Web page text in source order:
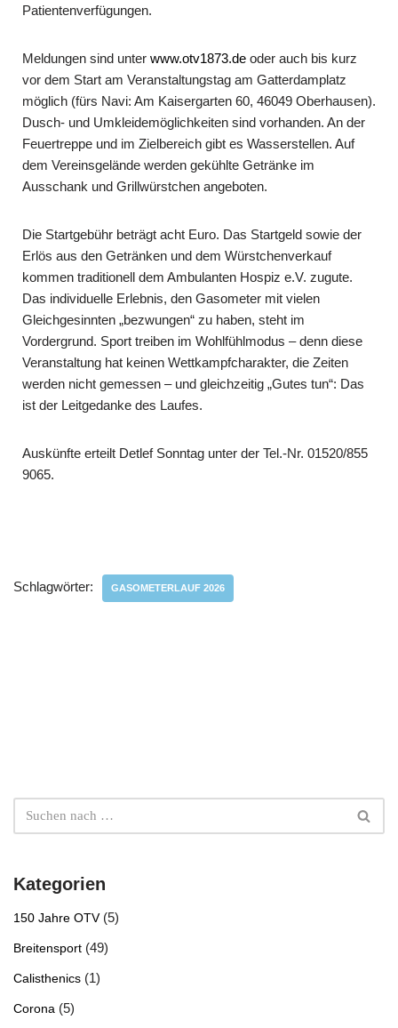
Patientenver­fügungen.
Meldungen sind unter www.otv1873.de oder auch bis kurz
vor dem Start am Veran­staltungstag am Gatterdamplatz
möglich (fürs Navi: Am Kaisergarten 60, 46049 Oberhausen).
Dusch- und Umkleidemöglichkeiten sind vorhanden. An der
Feuer­treppe und im Zielbereich gibt es Wasserstellen. Auf
dem Vereinsgelände werden gekühlte Getränke im
Ausschank und Grillwürstchen angeboten.
Die Startgebühr beträgt acht Euro. Das Startgeld sowie der
Erlös aus den Getränken und dem Würstchenverkauf
kommen traditionell dem Ambulanten Hospiz e.V. zu­gute.
Das individuelle Erlebnis, den Gasometer mit vielen
Gleichgesinnten „be­zwun­gen“ zu haben, steht im
Vordergrund. Sport treiben im Wohlfühlmodus – denn diese
Veranstaltung hat keinen Wettkampfcharakter, die Zeiten
werden nicht ge­messen – und gleichzeitig „Gutes tun“: Das
ist der Leitgedanke des Laufes.
Aus­künfte erteilt Detlef Sonntag unter der Tel.-Nr. 01520/855
9065.
Schlagwörter: GASOMETERLAUF 2026
Kategorien
150 Jahre OTV(5)
Breitensport (49)
Calisthenics (1)
Corona (5)